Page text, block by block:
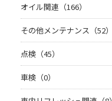
オイル関連（166）
その他メンテナンス（52）
点検（45）
車検（0）